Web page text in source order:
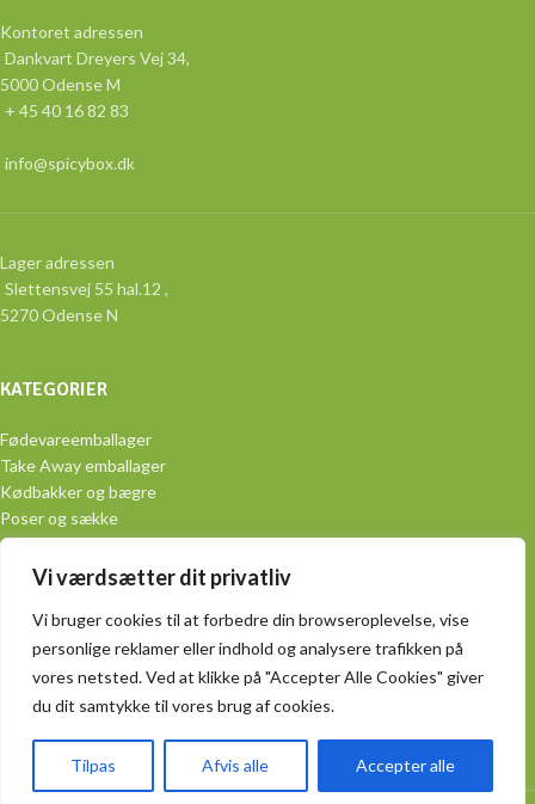
Vi værdsætter dit privatliv
Vi bruger cookies til at forbedre din browseroplevelse, vise
personlige reklamer eller indhold og analysere trafikken på
vores netsted. Ved at klikke på "Accepter Alle Cookies" giver
du dit samtykke til vores brug af cookies.
Tilpas Afvis alle Accepter alle
Kontoret adressen
Dankvart Dreyers Vej 34,
5000 Odense M
+ 45 40 16 82 83
info@spicybox.dk
Lager adressen
Slettensvej 55 hal.12 ,
5270 Odense N
KATEGORIER
Fødevareemballager
Take Away emballager
Kødbakker og bægre
Poser og sække
Aluminiumsemballage
Engangsservice
PRAKTISK
Handelsbetingelser
Produkter
Smiley-rapport